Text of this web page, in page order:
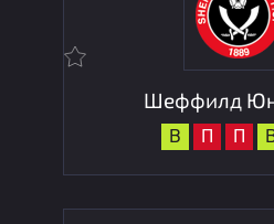
Шеффилд
В П П